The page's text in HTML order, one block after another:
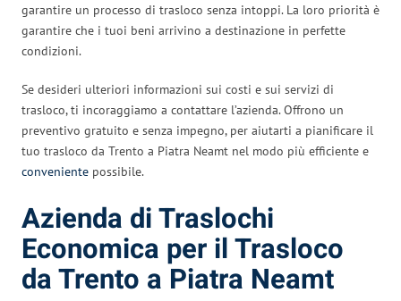
garantire un processo di trasloco senza intoppi. La loro priorità è
garantire che i tuoi beni arrivino a destinazione in perfette
condizioni.
Se desideri ulteriori informazioni sui costi e sui servizi di
trasloco, ti incoraggiamo a contattare l’azienda. Offrono un
preventivo gratuito e senza impegno, per aiutarti a pianificare il
tuo trasloco da Trento a Piatra Neamt nel modo più efficiente e
conveniente possibile.
Azienda di Traslochi
Economica per il Trasloco
da Trento a Piatra Neamt